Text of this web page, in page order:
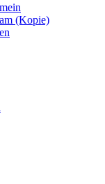
(Kopie)